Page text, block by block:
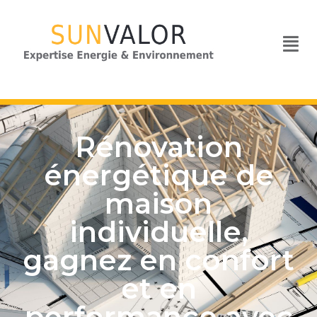
Rénovation
énergétique de
maison
individuelle,
gagnez en confort
et en